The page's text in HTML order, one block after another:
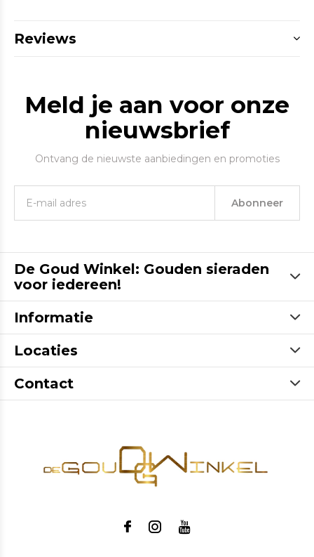
Reviews
Meld je aan voor onze
nieuwsbrief
Ontvang de nieuwste aanbiedingen en promoties
Abonneer
De Goud Winkel: Gouden sieraden
voor iedereen!
Informatie
Locaties
Contact